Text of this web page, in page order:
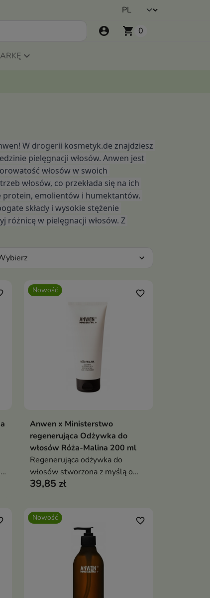
account_circle shopping_cart 0
W drogerii kosmetyk.de znajdziesz
pielęgnacji włosów. Anwen jest
włosów w swoich
włosów, co przekłada się na ich
protein, emolientów i humektantów.
składy i wysokie stężenie
w pielęgnacji włosów. Z
expand_more
Nowość
Dodaj do koszyka
favorite_border
Anwen x Ministerstwo
regenerująca Odżywka do
włosów Róża-Malina 200 ml
Regenerująca odżywka do
włosów stworzona z myślą o
pasmach wymagających
39,85 zł
Nowość favorite_border